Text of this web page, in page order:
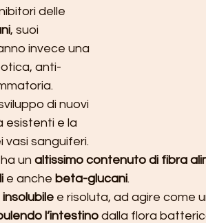
delle
, suoi
invece una
anti-
di nuovi
esistenti e la
vasi sanguiferi.
un altissimo contenuto di fibra
e anche beta-glucani.
e risoluta, ad agire come
l’intestino dalla flora